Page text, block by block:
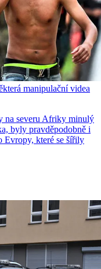
manipulační videa
na severu Afriky minulý
byly pravděpodobně i
Evropy, které se šířily